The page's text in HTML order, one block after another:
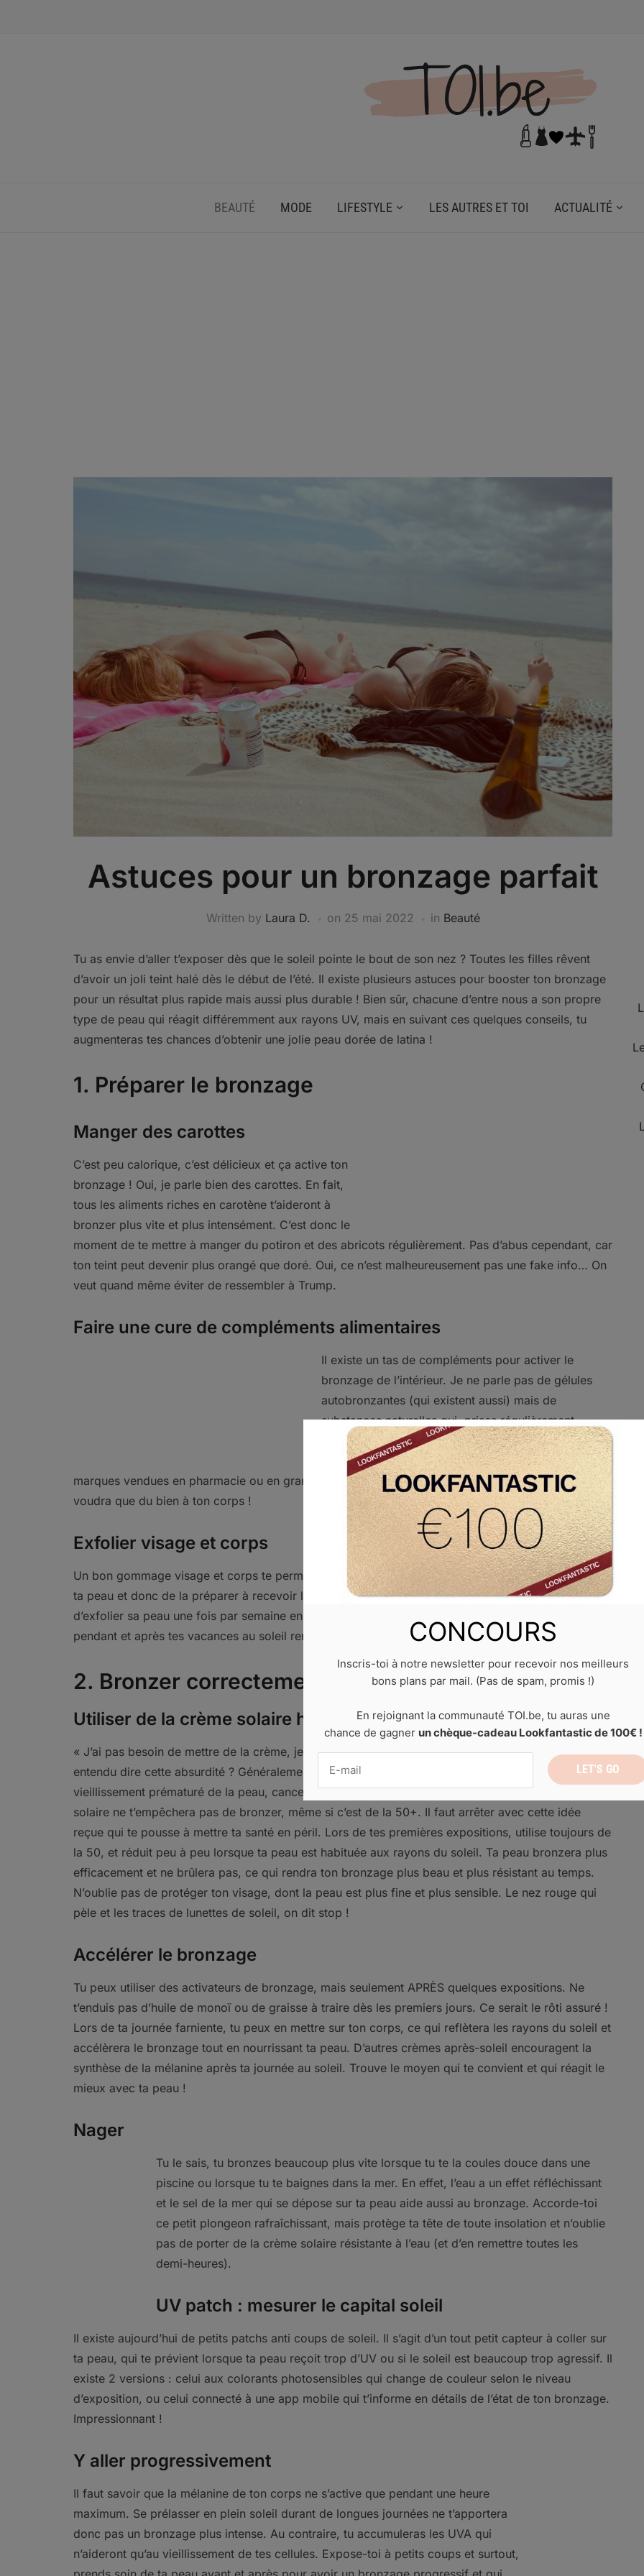
BEAUTÉ MODE LIFESTYLE LES AUTRES ET TOI ACTUALITÉ
Astuces pour un bronzage parfait
Written by Laura D. on 25 mai 2022 in Beauté
Tu as envie d’aller t’exposer dès que le soleil pointe le bout de son nez ? Toutes les filles rêvent
d’avoir un joli teint halé dès le début de l’été. Il existe plusieurs astuces pour booster ton bronzage
pour un résultat plus rapide mais aussi plus durable ! Bien sûr, chacune d’entre nous a son propre
type de peau qui réagit différemment aux rayons UV, mais en suivant ces quelques conseils, tu
augmenteras tes chances d’obtenir une jolie peau dorée de latina !
1. Préparer le bronzage
Manger des carottes
C’est peu calorique, c’est délicieux et ça active ton
bronzage ! Oui, je parle bien des carottes. En fait,
tous les aliments riches en carotène t’aideront à
bronzer plus vite et plus intensément. C’est donc le
moment de te mettre à manger du potiron et des abricots régulièrement. Pas d’abus cependant, car
ton teint peut devenir plus orangé que doré. Oui, ce n’est malheureusement pas une fake info… On
veut quand même éviter de ressembler à Trump.
Faire une cure de compléments alimentaires
Il existe un tas de compléments pour activer le
bronzage de l’intérieur. Je ne parle pas de gélules
autobronzantes (qui existent aussi) mais de
substances naturelles qui, prises régulièrement,
aideront ta peau à mieux absorber les UV. Juvamine,
Oenobiol, Bioderma, Naturactive… De nombreuses
marques vendues en pharmacie ou en grande surface te proposent un cocktail vitaminé qui ne
voudra que du bien à ton corps !
Exfolier visage et corps
Un bon gommage visage et corps te permettra d’éliminer toutes les cellules mortes, de renouveler
ta peau et donc de la préparer à recevoir les rayons du soleil correctement. Il est important
d’exfolier sa peau une fois par semaine en temps normal. Garder cette bonne habitude avant,
pendant et après tes vacances au soleil rendra ton teint halé plus éclatant et durable.
2. Bronzer correctement
Utiliser de la crème solaire haute protection
« J’ai pas besoin de mettre de la crème, je ne crâme jamais ! » Combien de personnes as-tu déjà
entendu dire cette absurdité ? Généralement, elles le regrettent très vite ! Méchants coups de soleil,
vieillissement prématuré de la peau, cancer… Tu veux prendre le risque ? Alors non, la crème
solaire ne t’empêchera pas de bronzer, même si c’est de la 50+. Il faut arrêter avec cette idée
reçue qui te pousse à mettre ta santé en péril. Lors de tes premières expositions, utilise toujours de
la 50, et réduit peu à peu lorsque ta peau est habituée aux rayons du soleil. Ta peau bronzera plus
efficacement et ne brûlera pas, ce qui rendra ton bronzage plus beau et plus résistant au temps.
N’oublie pas de protéger ton visage, dont la peau est plus fine et plus sensible. Le nez rouge qui
pèle et les traces de lunettes de soleil, on dit stop !
Accélérer le bronzage
Tu peux utiliser des activateurs de bronzage, mais seulement APRÈS quelques expositions. Ne
t’enduis pas d’huile de monoï ou de graisse à traire dès les premiers jours. Ce serait le rôti assuré !
Lors de ta journée farniente, tu peux en mettre sur ton corps, ce qui reflètera les rayons du soleil et
accélèrera le bronzage tout en nourrissant ta peau. D’autres crèmes après-soleil encouragent la
synthèse de la mélanine après ta journée au soleil. Trouve le moyen qui te convient et qui réagit le
mieux avec ta peau !
Nager
Tu le sais, tu bronzes beaucoup plus vite lorsque tu te la coules douce dans une
piscine ou lorsque tu te baignes dans la mer. En effet, l’eau a un effet réfléchissant
et le sel de la mer qui se dépose sur ta peau aide aussi au bronzage. Accorde-toi
ce petit plongeon rafraîchissant, mais protège ta tête de toute insolation et n’oublie
pas de porter de la crème solaire résistante à l’eau (et d’en remettre toutes les
demi-heures).
UV patch : mesurer le capital soleil
Il existe aujourd’hui de petits patchs anti coups de soleil. Il s’agit d’un tout petit capteur à coller sur
ta peau, qui te prévient lorsque ta peau reçoit trop d’UV ou si le soleil est beaucoup trop agressif. Il
existe 2 versions : celui aux colorants photosensibles qui change de couleur selon le niveau
d’exposition, ou celui connecté à une app mobile qui t’informe en détails de l’état de ton bronzage.
Impressionnant !
Y aller progressivement
Il faut savoir que la mélanine de ton corps ne s’active que pendant une heure
maximum. Se prélasser en plein soleil durant de longues journées ne t’apportera
donc pas un bronzage plus intense. Au contraire, tu accumuleras les UVA qui
n’aideront qu’au vieillissement de tes cellules. Expose-toi à petits coups et surtout,
CONCOURS
Inscris-toi à notre newsletter pour recevoir nos meilleurs
bons plans par mail. (Pas de spam, promis !)
En rejoignant la communauté TOI.be, tu auras une
chance de gagner un chèque-cadeau Lookfantastic de 100€ !